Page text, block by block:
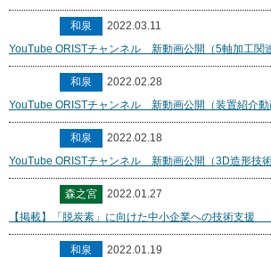
和泉
2022.03.11
YouTube ORISTチャンネル 新動画公開（5軸加工関
和泉
2022.02.28
YouTube ORISTチャンネル 新動画公開（装置紹介動
和泉
2022.02.18
YouTube ORISTチャンネル 新動画公開（3D造形技
森之宮
2022.01.27
【掲載】「脱炭素」に向けた中小企業への技術支援
和泉
2022.01.19